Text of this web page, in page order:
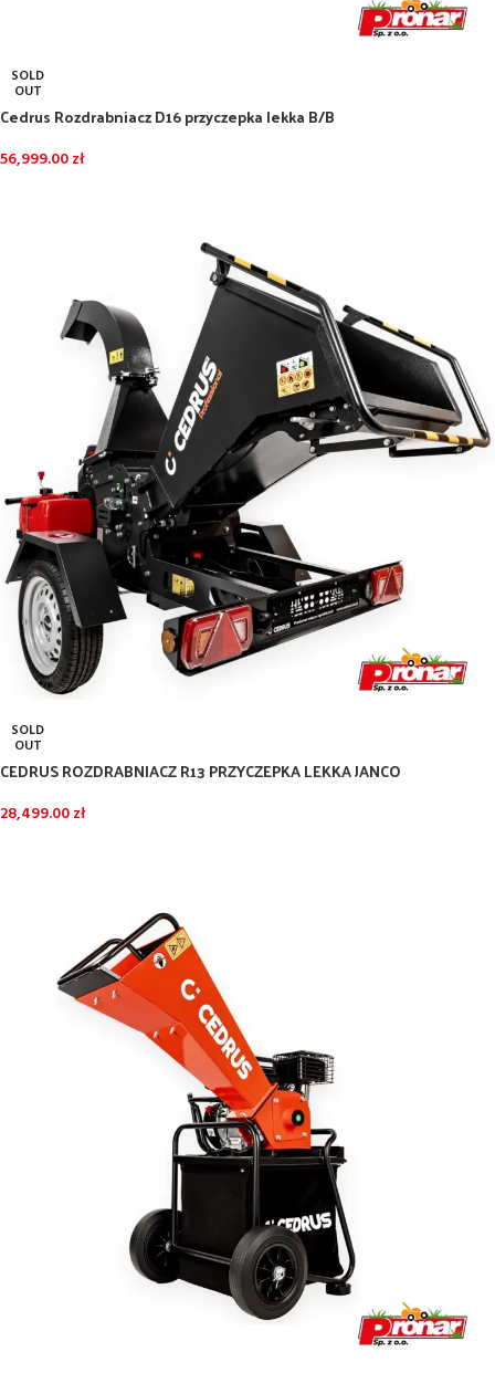
SOLD
OUT
Cedrus Rozdrabniacz D16 przyczepka lekka B/B
56,999.00zł
SOLD
OUT
CEDRUS ROZDRABNIACZ R13 PRZYCZEPKA LEKKA JANCO
28,499.00zł